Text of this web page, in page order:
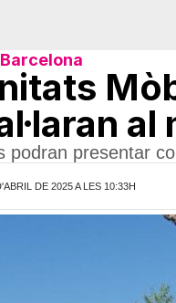
podran presentar
DE 2025 A LES 10:33H